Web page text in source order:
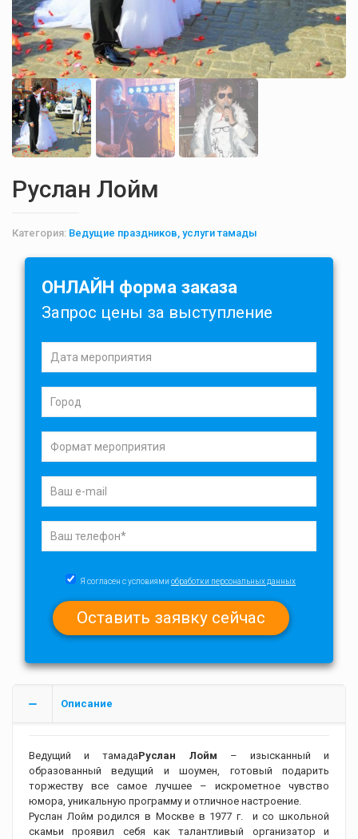
Руслан Лойм
Категория: Ведущие праздников, услуги тамады
ОНЛАЙН форма заказа
Запрос цены за выступление
Я согласен с условиями обработки персональных данных
Описание
Ведущий и тамадаРуслан Лойм – изысканный и
образованный ведущий и шоумен, готовый подарить
торжеству все самое лучшее – искрометное чувство
юмора, уникальную программу и отличное настроение.
Руслан Лойм родился в Москве в 1977 г. и со школьной
скамьи проявил себя как талантливый организатор и